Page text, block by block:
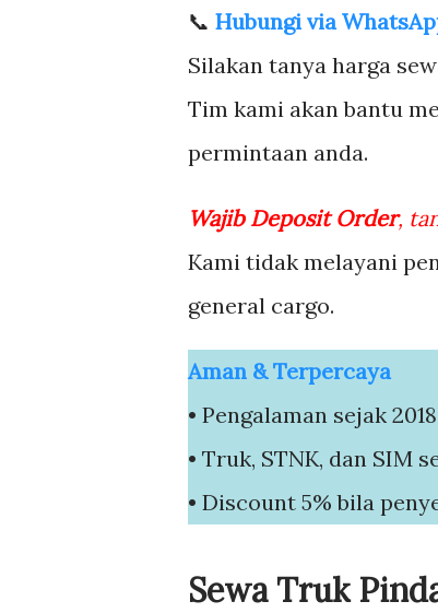
📞 Hubungi via
Silakan tanya harga
Tim kami akan bantu
permintaan anda.
Wajib Deposit Order,
Kami tidak melayani
general cargo.
Aman & Terpercaya
• Pengalaman sejak 2018
• Truk, STNK, dan SIM
• Discount 5% bila
Sewa Truk